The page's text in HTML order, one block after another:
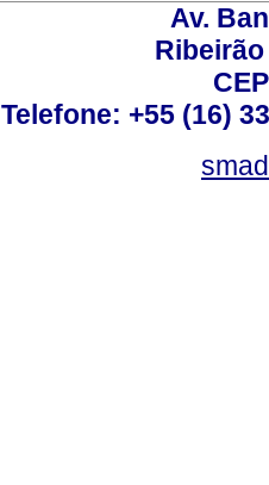
Av.
Telefone: +55 (16)